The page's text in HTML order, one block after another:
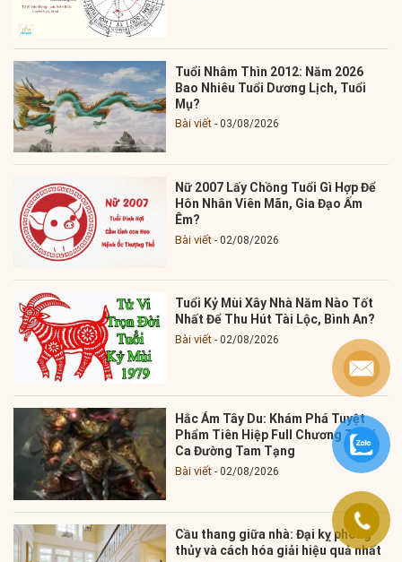
Tuổi Nhâm Thìn 2012: Năm 2026
Bao Nhiêu Tuổi Dương Lịch, Tuổi
Mụ?
Bài viết 03/08/2026
Nữ 2007 Lấy Chồng Tuổi Gì Hợp Để
Hôn Nhân Viên Mãn, Gia Đạo Ấm
Êm?
Bài viết 02/08/2026
Tuổi Kỷ Mùi Xây Nhà Năm Nào Tốt
Nhất Để Thu Hút Tài Lộc, Bình An?
Bài viết 02/08/2026
Hắc Ám Tây Du: Khám Phá Tuyệt
Phẩm Tiên Hiệp Full Chương Từ Bi
Ca Đường Tam Tạng
Bài viết 02/08/2026
Cầu thang giữa nhà: Đại kỵ phong
thủy và cách hóa giải hiệu quả nhất